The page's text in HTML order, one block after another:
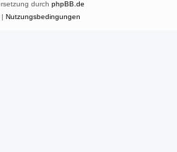
durch phpBB.de
Nutzungsbedingungen